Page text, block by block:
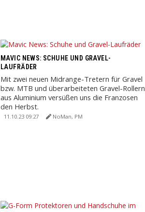
MAVIC NEWS: SCHUHE UND GRAVEL-
LAUFRÄDER
Mit zwei neuen Midrange-Tretern für Gravel
bzw. MTB und überarbeiteten Gravel-Rollern
aus Aluminium versüßen uns die Franzosen
den Herbst.
11.10.23 09:27 NoMan, PM